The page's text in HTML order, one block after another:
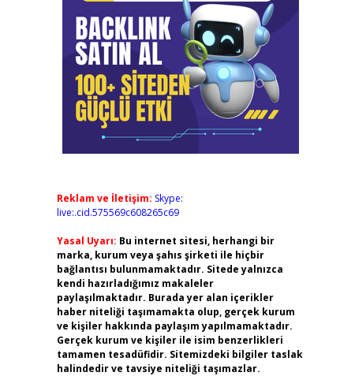
Reklam ve İletişim: Skype:
live:.cid.575569c608265c69
Yasal Uyarı: Bu internet sitesi, herhangi bir
marka, kurum veya şahıs şirketi ile hiçbir
bağlantısı bulunmamaktadır. Sitede yalnızca
kendi hazırladığımız makaleler
paylaşılmaktadır. Burada yer alan içerikler
haber niteliği taşımamakta olup, gerçek kurum
ve kişiler hakkında paylaşım yapılmamaktadır.
Gerçek kurum ve kişiler ile isim benzerlikleri
tamamen tesadüfidir. Sitemizdeki bilgiler taslak
halindedir ve tavsiye niteliği taşımazlar.